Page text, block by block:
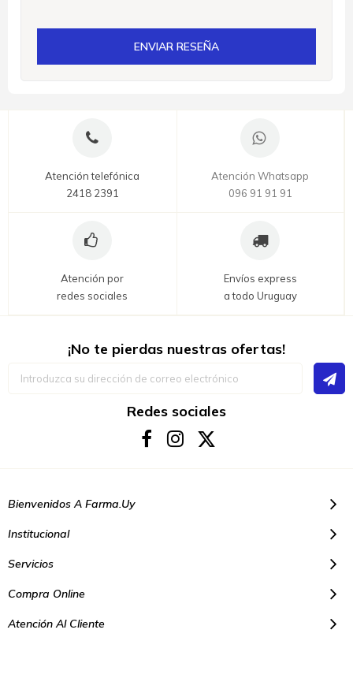
ENVIAR RESEÑA
Atención telefónica
2418 2391
Atención Whatsapp
096 91 91 91
Atención por
redes sociales
Envíos express
a todo Uruguay
¡No te pierdas nuestras ofertas!
Redes sociales
Bienvenidos A Farma.uy
Institucional
Servicios
Compra Online
Atención Al Cliente